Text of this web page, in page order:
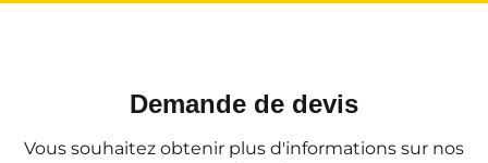
Demande de devis
Vous souhaitez obtenir plus d'informations sur nos